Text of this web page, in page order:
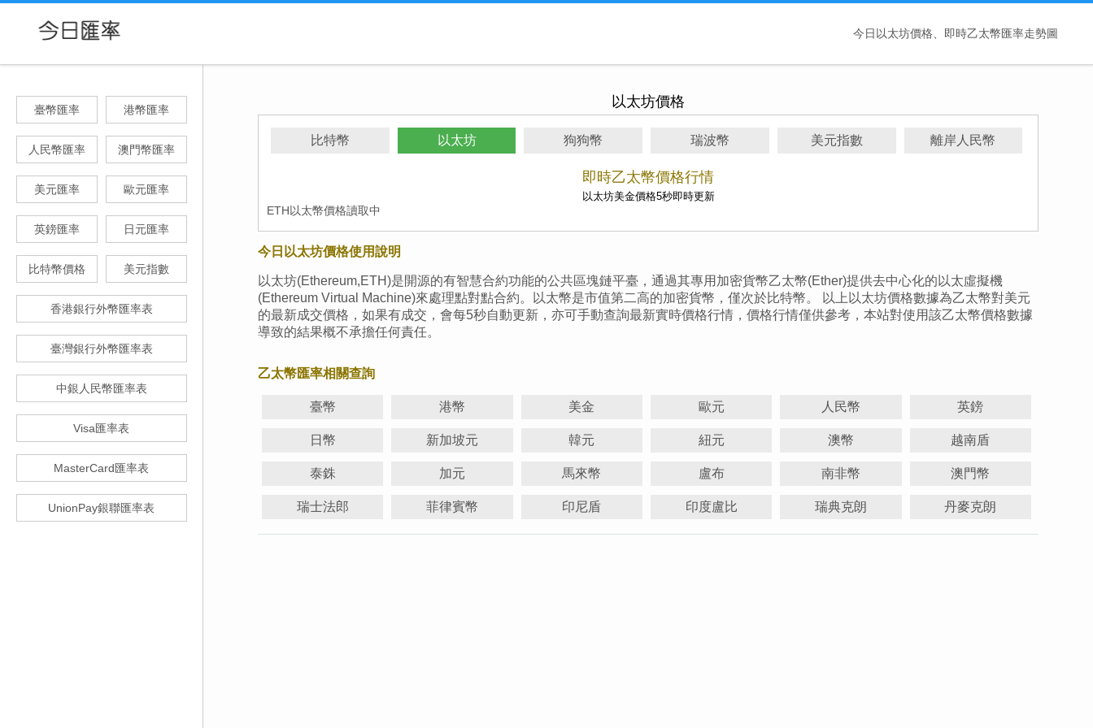
今日以太坊價格、即時乙太幣匯率走勢圖
臺幣匯率 港幣匯率
人民幣匯率 澳門幣匯率
美元匯率 歐元匯率
英鎊匯率 日元匯率
比特幣價格 美元指數
香港銀行外幣匯率表
臺灣銀行外幣匯率表
中銀人民幣匯率表
Visa匯率表
MasterCard匯率表
UnionPay銀聯匯率表
以太坊價格
比特幣 以太坊 狗狗幣 瑞波幣 美元指數 離岸人民幣
即時乙太幣價格行情
以太坊美金價格5秒即時更新
ETH以太幣價格讀取中
今日以太坊價格使用說明
以太坊(Ethereum,ETH)是開源的有智慧合約功能的公共區塊鏈平臺，通過其專用加密貨幣乙太幣(Ether)提供去中心化的以太虛擬機
(Ethereum Virtual Machine)來處理點對點合約。以太幣是市值第二高的加密貨幣，僅次於比特幣。 以上以太坊價格數據為乙太幣對美元
的最新成交價格，如果有成交，會每5秒自動更新，亦可手動查詢最新實時價格行情，價格行情僅供參考，本站對使用該乙太幣價格數據
導致的結果概不承擔任何責任。
乙太幣匯率相關查詢
臺幣 港幣 美金 歐元 人民幣 英鎊
日幣 新加坡元 韓元 紐元 澳幣 越南盾
泰銖 加元 馬來幣 盧布 南非幣 澳門幣
瑞士法郎 菲律賓幣 印尼盾 印度盧比 瑞典克朗 丹麥克朗